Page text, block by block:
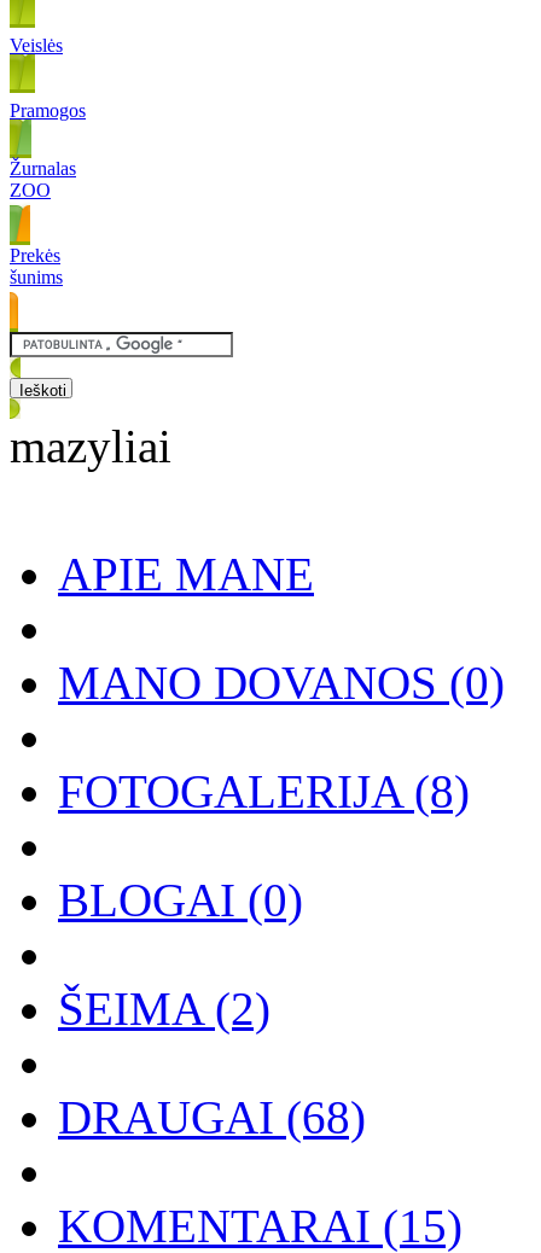
Veislės
Pramogos
Žurnalas
ZOO
Prekės
šunims
mazyliai
APIE MANE
MANO DOVANOS (0)
FOTOGALERIJA(8)
BLOGAI (0)
ŠEIMA(2)
DRAUGAI (68)
KOMENTARAI (15)